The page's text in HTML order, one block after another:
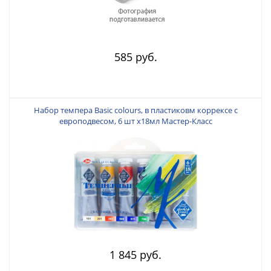
585 руб.
Набор темпера Basic colours, в пластиковм коррексе с
европодвесом, 6 шт х18мл Мастер-Класс
1 845 руб.